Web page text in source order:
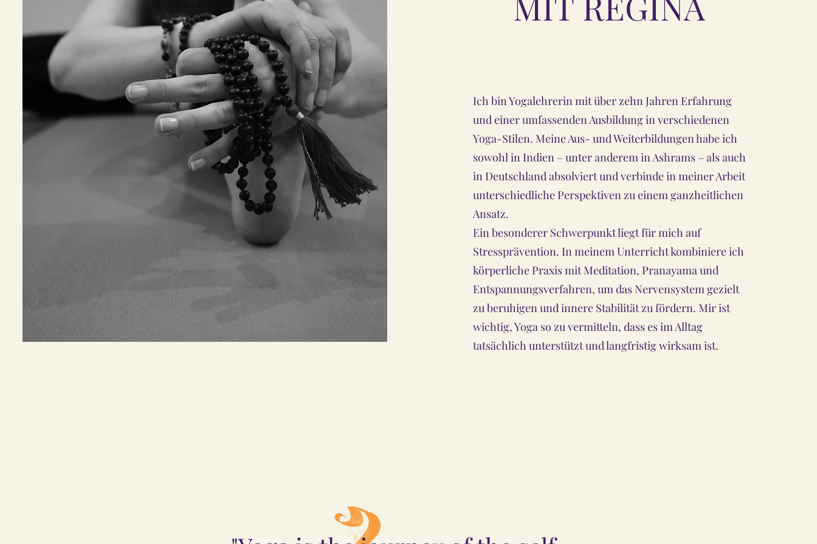
Ich bin Yogalehrerin mit über zehn Jahren Erfahrung
und einer umfassenden Ausbildung in verschiedenen
Yoga-Stilen. Meine Aus- und Weiterbildungen habe ich
sowohl in Indien – unter anderem in Ashrams – als auch
in Deutschland absolviert und verbinde in meiner Arbeit
unterschiedliche Perspektiven zu einem ganzheitlichen
Ansatz.
Ein besonderer Schwerpunkt liegt für mich auf
Stressprävention. In meinem Unterricht kombiniere ich
körperliche Praxis mit Meditation, Pranayama und
Entspannungsverfahren, um das Nervensystem gezielt
zu beruhigen und innere Stabilität zu fördern. Mir ist
wichtig, Yoga so zu vermitteln, dass es im Alltag
tatsächlich unterstützt und langfristig wirksam ist.